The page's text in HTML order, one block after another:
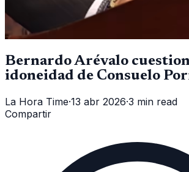
Bernardo Arévalo
idoneidad de Consuelo
La Hora Time·13 abr 2026·3 min read
Compartir